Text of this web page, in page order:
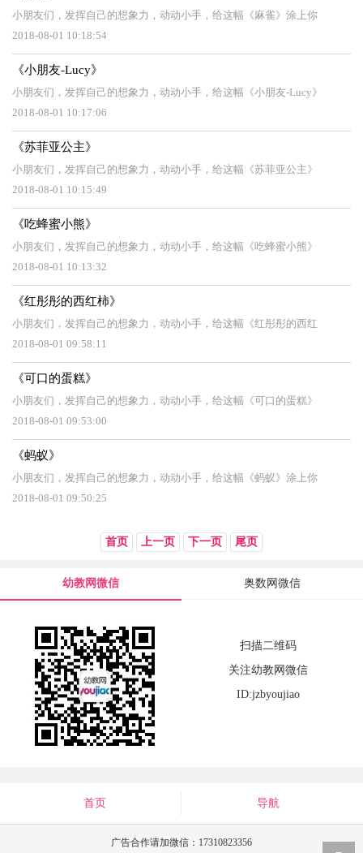
小朋友们，发挥自己的想象力，动动小手，给这幅《麻雀》涂上你
2018-08-01 10:18:54
《小朋友-Lucy》
小朋友们，发挥自己的想象力，动动小手，给这幅《小朋友-Lucy》
2018-08-01 10:17:06
《苏菲亚公主》
小朋友们，发挥自己的想象力，动动小手，给这幅《苏菲亚公主》
2018-08-01 10:15:49
《吃蜂蜜小熊》
小朋友们，发挥自己的想象力，动动小手，给这幅《吃蜂蜜小熊》
2018-08-01 10:13:32
《红彤彤的西红柿》
小朋友们，发挥自己的想象力，动动小手，给这幅《红彤彤的西红
2018-08-01 09:58:11
《可口的蛋糕》
小朋友们，发挥自己的想象力，动动小手，给这幅《可口的蛋糕》
2018-08-01 09:53:00
《蚂蚁》
小朋友们，发挥自己的想象力，动动小手，给这幅《蚂蚁》涂上你
2018-08-01 09:50:25
首页 上一页 下一页 尾页
幼教网微信 奥数网微信
扫描二维码
关注幼教网微信
ID:jzbyoujiao
首页 导航
广告合作请加微信：17310823356